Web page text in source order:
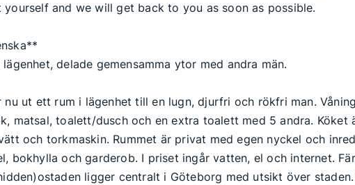
yourself and we will get back to you as soon as possible.
lägenhet, delade gemensamma ytor med andra män.
nu ut ett rum i lägenhet till en lugn, djurfri och rökfri man.
matsal, toalett/dusch och en extra toalett med 5 andra. Köket
och torkmaskin. Rummet är privat med egen nyckel och
bokhylla och garderob. I priset ingår vatten, el och internet.
ligger centralt i Göteborg med utsikt över